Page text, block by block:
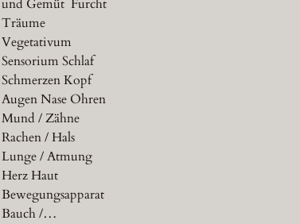
und Gemüt Furcht
Träume
Vegetativum
Sensorium Schlaf
Schmerzen Kopf
Augen Nase Ohren
Mund / Zähne
Rachen / Hals
Lunge / Atmung
Herz Haut
Bewegungsapparat
Bauch /…